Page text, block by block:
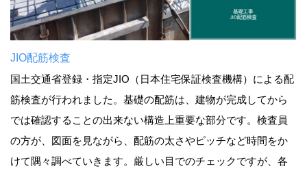
JIO配筋検査
国土交通省登録・指定JIO（日本住宅保証検査機構）による配
筋検査が行われました。基礎の配筋は、建物が完成してから
では確認することの出来ない構造上重要な部分です。検査員
の方が、図面を見ながら、配筋の太さやピッチなど時間をか
けて隅々調べていきます。厳しい目でのチェックですが、各